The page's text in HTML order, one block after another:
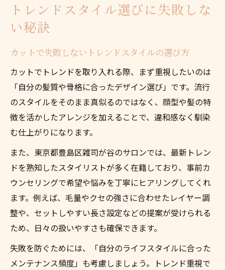
トレンドスタイル選びに失敗しな
い秘訣
カットで失敗しないトレンドスタイルの選び方
カットでトレンドを取り入れる際、まず重視したいのは
「自分の髪質や骨格に合ったデザイン選び」です。流行
のスタイルをそのまま真似るのではなく、顔型や髪の特
徴を活かしたアレンジを加えることで、違和感なく馴染
む仕上がりになります。
また、東京都豊島区雑司が谷のサロンでは、最新トレン
ドを熟知したスタイリストが多く在籍しており、事前カ
ウンセリングで希望や悩みを丁寧にヒアリングしてくれ
ます。例えば、毛量やクセの強さに合わせたレイヤー調
整や、セットしやすい長さ設定などの提案が受けられる
ため、日々の扱いやすさも確保できます。
失敗を防ぐためには、「自分のライフスタイルに合った
メンテナンス頻度」も考慮しましょう。トレンド重視で